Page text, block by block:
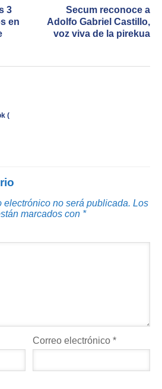
3
en
Secum reconoce a
Adolfo Gabriel Castillo,
voz viva de la pirekua
(
electrónico no será publicada. Los
marcados con *
Correo electrónico*